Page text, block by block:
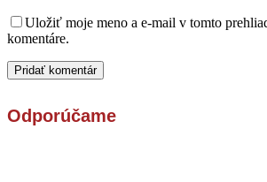
Uložiť moje meno a e-mail v tomto
komentáre.
Odporúčame